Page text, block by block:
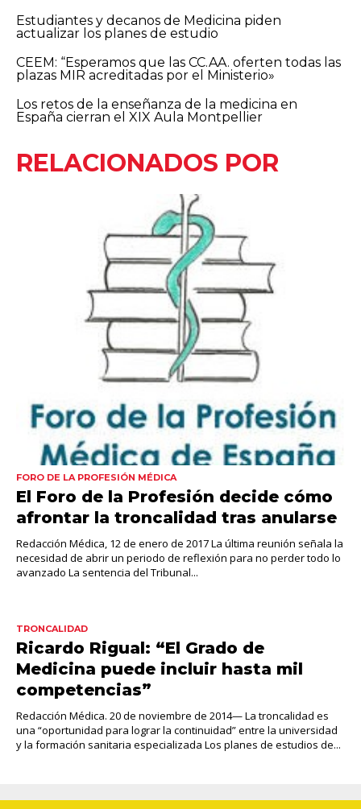
Estudiantes y decanos de Medicina piden
actualizar los planes de estudio
CEEM: “Esperamos que las CC.AA. oferten todas las
plazas MIR acreditadas por el Ministerio»
Los retos de la enseñanza de la medicina en
España cierran el XIX Aula Montpellier
RELACIONADOS POR
FORO DE LA PROFESIÓN MÉDICA
El Foro de la Profesión decide cómo
afrontar la troncalidad tras anularse
Redacción Médica, 12 de enero de 2017 La última reunión señala la
necesidad de abrir un periodo de reflexión para no perder todo lo
avanzado La sentencia del Tribunal...
TRONCALIDAD
Ricardo Rigual: “El Grado de
Medicina puede incluir hasta mil
competencias”
Redacción Médica. 20 de noviembre de 2014— La troncalidad es
una “oportunidad para lograr la continuidad” entre la universidad
y la formación sanitaria especializada Los planes de estudios de...